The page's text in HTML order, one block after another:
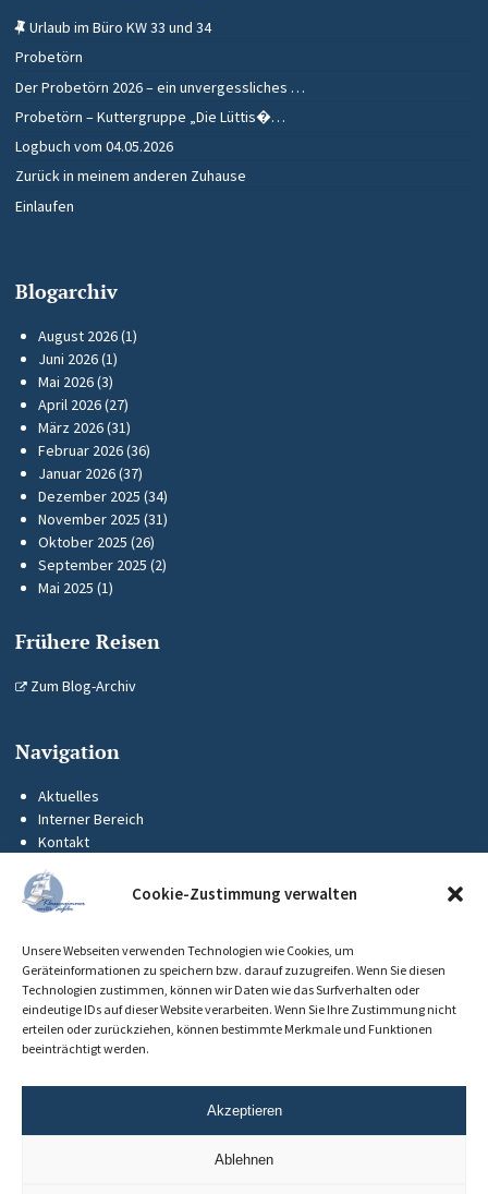
Cookie-Zustimmung verwalten
Unsere Webseiten verwenden Technologien wie Cookies, um
Geräteinformationen zu speichern bzw. darauf zuzugreifen. Wenn Sie diesen
Technologien zustimmen, können wir Daten wie das Surfverhalten oder
eindeutige IDs auf dieser Website verarbeiten. Wenn Sie Ihre Zustimmung nicht
erteilen oder zurückziehen, können bestimmte Merkmale und Funktionen
beeinträchtigt werden.
Akzeptieren
Ablehnen
Urlaub im Büro KW 33 und 34
Probetörn
Der Probetörn 2026 – ein unvergessliches …
Probetörn – Kuttergruppe „Die Lüttis�…
Logbuch vom 04.05.2026
Zurück in meinem anderen Zuhause
Einlaufen
Blogarchiv
August 2026(1)
Juni 2026(1)
Mai 2026(3)
April 2026(27)
März 2026(31)
Februar 2026(36)
Januar 2026(37)
Dezember 2025 (34)
November 2025 (31)
Oktober 2025 (26)
September 2025 (2)
Mai 2025 (1)
Frühere Reisen
Zum Blog-Archiv
Navigation
Aktuelles
Interner Bereich
Kontakt
KUS-Flyer
Impressum
Datenschutz
Cookie-Richtlinie (EU)